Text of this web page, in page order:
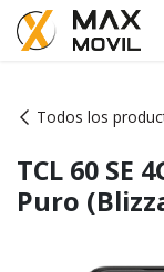
Ir al contenido
Todos los
TCL 60 SE
Puro